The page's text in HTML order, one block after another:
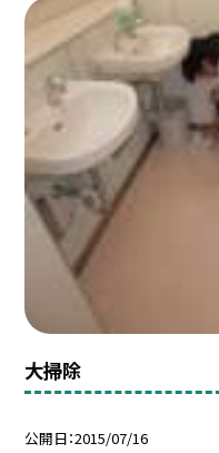
大掃除
公開日 2015/07/16